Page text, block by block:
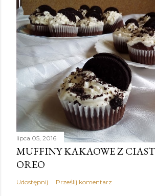
lipca 05, 2016
MUFFINY KAKAOWE Z
OREO
Udostępnij Prześlij komentarz